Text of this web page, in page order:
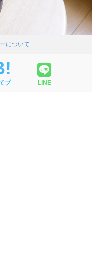
について
ブ LINE